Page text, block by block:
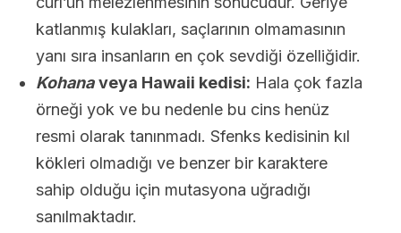
katlanmış kulakları, saçlarının olmamasının
yanı sıra insanların en çok sevdiği özelliğidir.
Kohana veya Hawaii kedisi: Hala çok fazla
örneği yok ve bu nedenle bu cins henüz
resmi olarak tanınmadı. Sfenks kedisinin kıl
kökleri olmadığı ve benzer bir karaktere
sahip olduğu için mutasyona uğradığı
sanılmaktadır.